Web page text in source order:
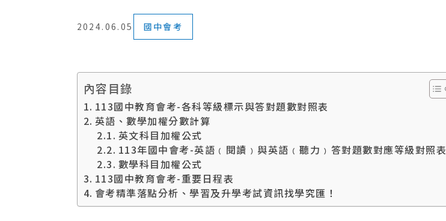
2024.06.05 國中會考
內容目錄
113國中教育會考-各科等級標示與答對題數對照表
英語、數學加權分數計算
英文科目加權公式
113年國中會考-英語﹙閱讀﹚與英語﹙聽力﹚答對題數對應等級對照表
數學科目加權公式
113國中教育會考-重要日程表
會考精準落點分析、學習及升學考試資訊找學究匯！